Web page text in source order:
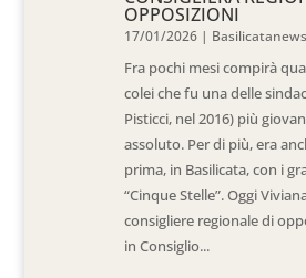
OPPOSIZIONI
17/01/2026 | Basilicatanews
Fra pochi mesi compirà
colei che fu una delle
Pisticci, nel 2016) più
assoluto. Per di più, era
prima, in Basilicata, con i
“Cinque Stelle”. Oggi
consigliere regionale di
in Consiglio...